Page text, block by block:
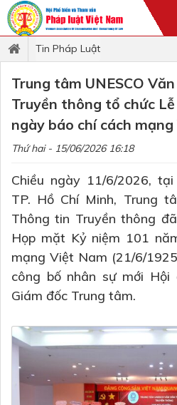
Tin Pháp Luật
Trung tâm UNESCO
Truyền thông tổ chức
ngày báo chí cách
Thứ hai - 15/06/2026 16:18
Chiều ngày 11/6/2026,
TP. Hồ Chí Minh, Trung
Thông tin Truyền thông
Họp mặt Kỷ niệm 101
mạng Việt Nam (21/6/
công bố nhân sự mới
Giám đốc Trung tâm.